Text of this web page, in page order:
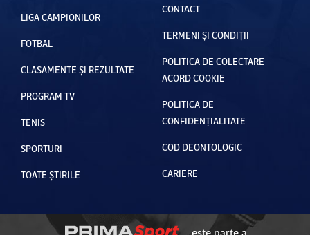
LIGA CAMPIONILOR
FOTBAL
CLASAMENTE ȘI REZULTATE
PROGRAM TV
TENIS
SPORTURI
TOATE ȘTIRILE
CONTACT
TERMENI ȘI CONDIȚII
POLITICA DE COLECTARE
ACORD COOKIE
POLITICA DE
CONFIDENȚIALITATE
COD DEONTOLOGIC
CARIERE